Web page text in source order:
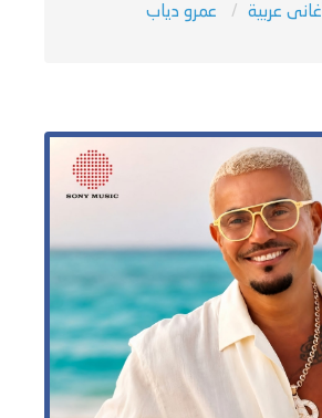
أغانى عربية
عمرو دياب